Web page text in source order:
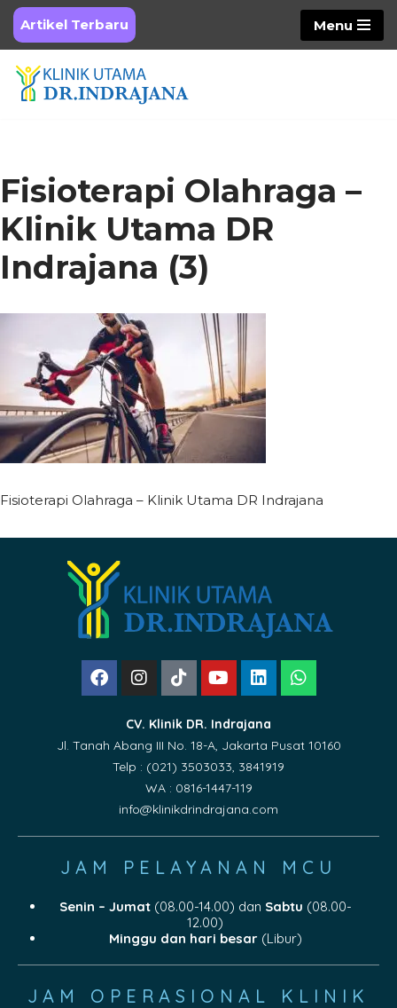
Skip
to
content
Artikel Terbaru Menu
Fisioterapi Olahraga –
Klinik Utama DR
Indrajana (3)
Fisioterapi Olahraga – Klinik Utama DR Indrajana
CV. Klinik DR. Indrajana
Jl. Tanah Abang III No. 18-A, Jakarta Pusat 10160
Telp : (021) 3503033, 3841919
WA : 0816-1447-119
info@klinikdrindrajana.com
JAM PELAYANAN MCU
Senin – Jumat(08.00-14.00) dan Sabtu (08.00-
12.00)
Minggu dan hari besar(Libur)
JAM OPERASIONAL KLINIK